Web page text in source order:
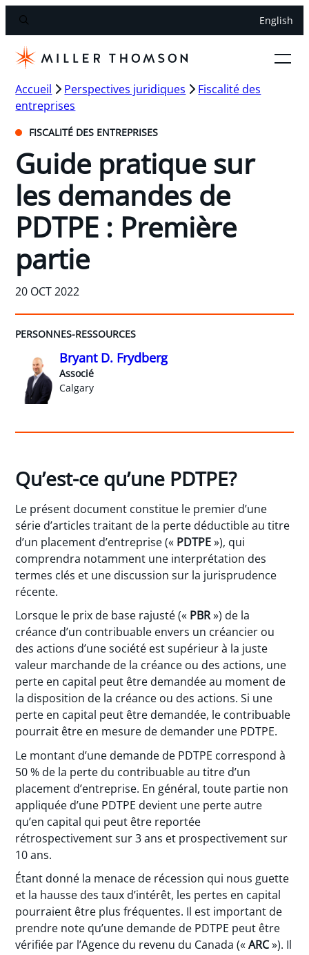
English
Accueil Perspectives juridiques
Fiscalité des
entreprises
FISCALITÉ DES ENTREPRISES
Guide pratique sur
les demandes de
PDTPE : Première
partie
20 OCT 2022
PERSONNES-RESSOURCES
Bryant D. Frydberg
Associé
Calgary
Qu’est-ce qu’une PDTPE?
Le présent document constitue le premier d’une
série d’articles traitant de la perte déductible au titre
d’un placement d’entreprise (« PDTPE»), qui
comprendra notamment une interprétation des
termes clés et une discussion sur la jurisprudence
récente.
Lorsque le prix de base rajusté (« PBR») de la
créance d’un contribuable envers un créancier ou
des actions d’une société est supérieur à la juste
valeur marchande de la créance ou des actions, une
perte en capital peut être demandée au moment de
la disposition de la créance ou des actions. Si une
perte en capital peut être demandée, le contribuable
pourrait être en mesure de demander une PDTPE.
Le montant d’une demande de PDTPE correspond à
50 % de la perte du contribuable au titre d’un
placement d’entreprise. En général, toute partie non
appliquée d’une PDTPE devient une perte autre
qu’en capital qui peut être reportée
rétrospectivement sur 3 ans et prospectivement sur
10 ans.
Étant donné la menace de récession qui nous guette
et la hausse des taux d’intérêt, les pertes en capital
pourraient être plus fréquentes. Il est important de
prendre note qu’une demande de PDTPE peut être
vérifiée par l’Agence du revenu du Canada («ARC»). Il